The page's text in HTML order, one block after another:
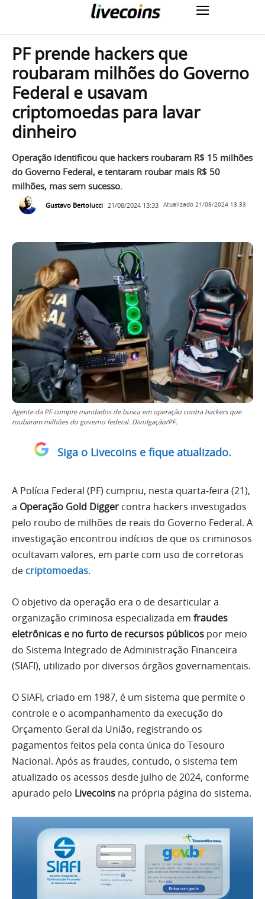
PF prende hackers que
roubaram milhões do Governo
Federal e usavam
criptomoedas para lavar
dinheiro
Operação identificou que hackers roubaram R$ 15 milhões
do Governo Federal, e tentaram roubar mais R$ 50
milhões, mas sem sucesso.
Gustavo Bertolucci 21/08/2024 13:33 Atualizado 21/08/2024 13:33
Agente da PF cumpre mandados de busca em operação contra hackers que
roubaram milhões do governo federal. Divulgação/PF.
Siga o Livecoins e fique atualizado.
A Polícia Federal (PF) cumpriu, nesta quarta-feira (21),
a Operação Gold Digger contra hackers investigados
pelo roubo de milhões de reais do Governo Federal. A
investigação encontrou indícios de que os criminosos
ocultavam valores, em parte com uso de corretoras
de criptomoedas.
O objetivo da operação era o de desarticular a
organização criminosa especializada em fraudes
eletrônicas e no furto de recursos públicos por meio
do Sistema Integrado de Administração Financeira
(SIAFI), utilizado por diversos órgãos governamentais.
O SIAFI, criado em 1987, é um sistema que permite o
controle e o acompanhamento da execução do
Orçamento Geral da União, registrando os
pagamentos feitos pela conta única do Tesouro
Nacional. Após as fraudes, contudo, o sistema tem
atualizado os acessos desde julho de 2024, conforme
apurado pelo Livecoins na própria página do sistema.